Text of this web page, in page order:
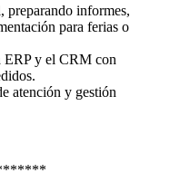
preparando informes,
para ferias o
ERP y el CRM con
atención y gestión